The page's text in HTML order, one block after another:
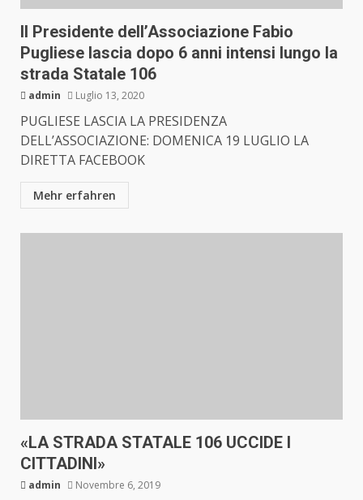
Il Presidente dell’Associazione Fabio
Pugliese lascia dopo 6 anni intensi lungo la
strada Statale 106
admin Luglio 13, 2020
PUGLIESE LASCIA LA PRESIDENZA
DELL’ASSOCIAZIONE: DOMENICA 19 LUGLIO LA
DIRETTA FACEBOOK
Mehr erfahren
«LA STRADA STATALE 106 UCCIDE I
CITTADINI»
admin Novembre 6, 2019